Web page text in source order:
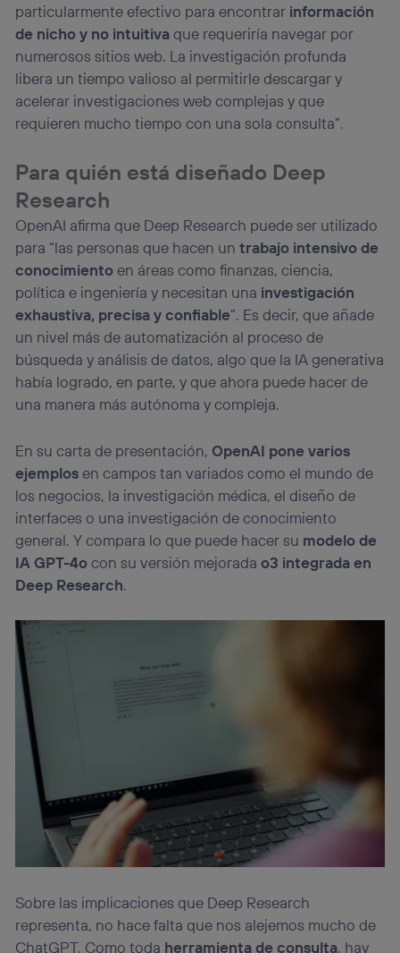
particularmente efectivo para encontrar información
de nicho y no intuitivaque requeriría navegar por
numerosos sitios web. La investigación profunda
libera un tiempo valioso al permitirle descargar y
acelerar investigaciones web complejas y que
requieren mucho tiempo con una sola consulta”.
Para quién está diseñado Deep
Research
OpenAI afirma que Deep Research puede ser utilizado
para “las personas que hacen untrabajo intensivo de
conocimientoen áreas como finanzas, ciencia,
política e ingeniería y necesitan una investigación
exhaustiva, precisa y confiable”. Es decir, que añade
un nivel más de automatización al proceso de
búsqueda y análisis de datos, algo que la IA generativa
había logrado, en parte, y que ahora puede hacer de
una manera más autónoma y compleja.
En su carta de presentación, OpenAI pone varios
ejemplosen campos tan variados como el mundo de
los negocios, la investigación médica, el diseño de
interfaces o una investigación de conocimiento
general. Y compara lo que puede hacer su modelo de
IA GPT-4ocon su versión mejoradao3 integrada en
Deep Research.
Sobre las implicaciones que Deep Research
representa, no hace falta que nos alejemos mucho de
ChatGPT. Como toda herramienta de consulta, hay